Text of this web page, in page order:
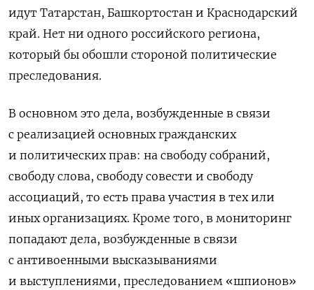
идут Татарстан, Башкортостан и Краснодарский
край. Нет ни одного российского региона,
который бы обошли стороной политические
преследования.
В основном это дела, возбужденные в связи
с реализацией основных гражданских
и политических прав: на свободу собраний,
свободу слова, свободу совести и свободу
ассоциаций, то есть права участия в тех или
иных организациях. Кроме того, в мониторинг
попадают дела, возбужденные в связи
с антивоенными высказываниями
и выступлениями, преследованием «шпионов»